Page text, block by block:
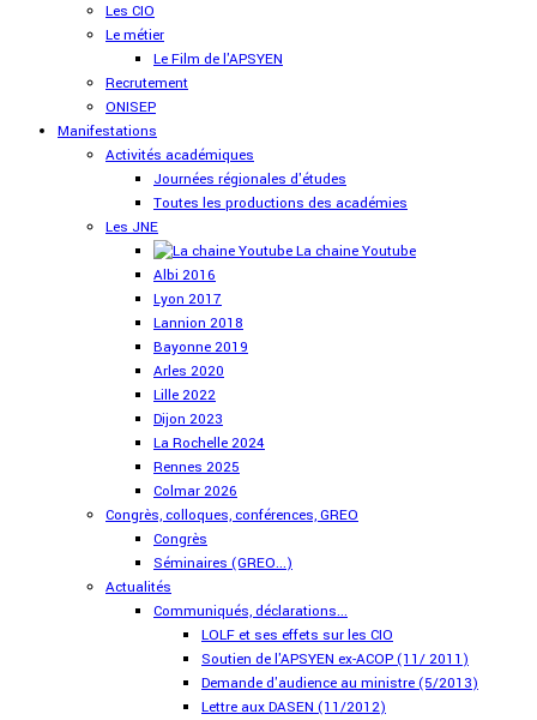
Les CIO
Le métier
Le Film de l'APSYEN
Recrutement
ONISEP
Manifestations
Activités académiques
Journées régionales d'études
Toutes les productions des académies
Les JNE
La chaine Youtube
Albi 2016
Lyon 2017
Lannion 2018
Bayonne 2019
Arles 2020
Lille 2022
Dijon 2023
La Rochelle 2024
Rennes 2025
Colmar 2026
Congrès, colloques, conférences, GREO
Congrès
Séminaires (GREO...)
Actualités
Communiqués, déclarations...
LOLF et ses effets sur les CIO
Soutien de l'APSYEN ex-ACOP (11/ 2011)
Demande d'audience au ministre (5/2013)
Lettre aux DASEN (11/2012)